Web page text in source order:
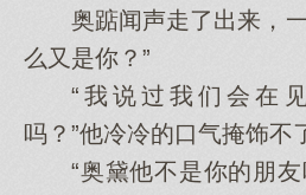
奥踮闻声走了出来，一
么又是你？”
“我说过我们会在见
吗？”他冷冷的口气掩饰不
“奥黛他不是你的朋友